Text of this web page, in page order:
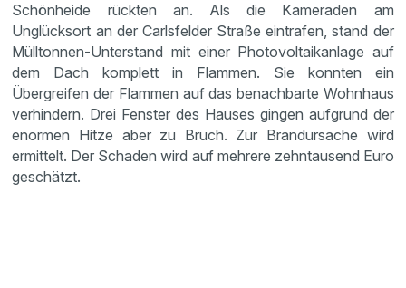
Schönheide rückten an. Als die Kameraden am
Unglücksort an der Carlsfelder Straße eintrafen, stand der
Mülltonnen-Unterstand mit einer Photovoltaikanlage auf
dem Dach komplett in Flammen. Sie konnten ein
Übergreifen der Flammen auf das benachbarte Wohnhaus
verhindern. Drei Fenster des Hauses gingen aufgrund der
enormen Hitze aber zu Bruch. Zur Brandursache wird
ermittelt. Der Schaden wird auf mehrere zehntausend Euro
geschätzt.